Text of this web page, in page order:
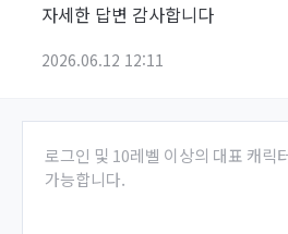
자세한 답변 감사합니다
2026.06.12 12:11
로그인 및 10레벨 이상의 대표 캐릭
가능합니다.